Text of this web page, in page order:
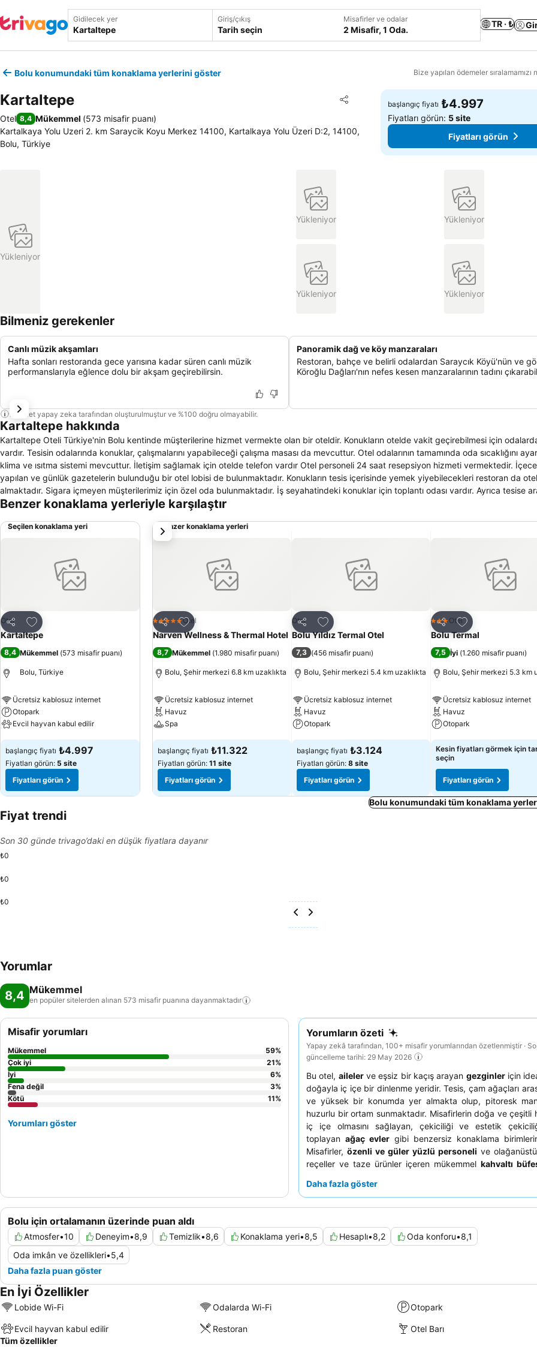
Gidilecek yer Giriş/çıkış
Tarih seçin
Misafirler ve odalar
2 Misafir, 1 Oda.
TR · ₺
Bolu konumundaki tüm konaklama yerlerini göster Bize yapılan ödemeler sıralamamızı
Kartaltepe Paylaş
Favorilerime ekle
Otel 8,4 Mükemmel (573 misafir puanı)
Kartalkaya Yolu Uzeri 2. km Saraycik Koyu Merkez 14100, Kartalkaya Yolu Üzeri D:2, 14100,
Bolu, Türkiye
başlangıç fiyatı ₺4.997
Fiyatları görün: 5 site
Fiyatları görün
Yükleniyor
Yükleniyor Yükleniyor
Yükleniyor Yükleniyor
Bilmeniz gerekenler
Canlı müzik akşamları
Hafta sonları restoranda gece yarısına kadar süren canlı müzik
performanslarıyla eğlence dolu bir akşam geçirebilirsin.
Panoramik dağ ve köy manzaraları
Restoran, bahçe ve belirli odalardan Saraycık Köyü'nün ve
Köroğlu Dağları'nın nefes kesen manzaralarının tadını
Bu özet yapay zeka tarafından oluşturulmuştur ve %100 doğru olmayabilir.
Kartaltepe hakkında
Kartaltepe Oteli Türkiye'nin Bolu kentinde müşterilerine hizmet vermekte olan bir oteldir. Konukların otelde vakit geçirebilmesi için
vardır. Tesisin odalarında konuklar, çalışmalarını yapabileceği çalışma masası da mevcuttur. Otel odalarının tamamında oda sıcaklığını
klima ve ısıtma sistemi mevcuttur. İletişim sağlamak için otelde telefon vardır Otel personeli 24 saat resepsiyon hizmeti vermektedir.
yapılan ve günlük gazetelerin bulunduğu bir otel lobisi de bulunmaktadır. Konukların tesis içerisinde yemek yiyebilecekleri restoran da
almaktadır. Sigara içmeyen müşterilerimiz için özel oda bulunmaktadır. İş seyahatindeki konuklar için toplantı odası vardır. Ayrıca tesise
konuklar için de ücretli olan park yeri mevcuttur. Tesiste konukların eşyaları için bagaj muhafazası imkanı yer almaktadır. Otelde
malzemesinin bulunduğu bir duş kabini bulunmaktadır.
Benzer konaklama yerleriyle karşılaştır
Seçilen konaklama yeri
Paylaş
Favorilerime ekle
Otel
Kartaltepe
8,4 Mükemmel (573 misafir puanı)
Bolu, Türkiye
Ücretsiz kablosuz internet
Otopark
Evcil hayvan kabul edilir
Fiyatları görün
başlangıç fiyatı ₺4.997
Fiyatları görün: 5 site
Fiyatları görün
Benzer konaklama yerleri
Paylaş
Favorilerime ekle
5 Yıldız Otel
Narven Wellness & Thermal Hotel
8,7 Mükemmel (1.980 misafir puanı)
Bolu, Şehir merkezi 6.8 km uzaklıkta
Ücretsiz kablosuz internet
Havuz
Spa
Fiyatları görün
başlangıç fiyatı ₺11.322
Fiyatları görün: 11 site
Fiyatları görün
Paylaş
Favorilerime ekle
Otel
Bolu Yıldız Termal Otel
7,3 (456 misafir puanı)
Bolu, Şehir merkezi 5.4 km uzaklıkta
Ücretsiz kablosuz internet
Havuz
Otopark
Fiyatları görün
başlangıç fiyatı ₺3.124
Fiyatları görün: 8 site
Fiyatları görün
Paylaş
Favorilerime ekle
3 YıldızOtel
Bolu Termal
7,5 İyi (1.260 misafir puanı)
Bolu, Şehir merkezi 5.3 km
Ücretsiz kablosuz internet
Havuz
Otopark
Fiyatları görün
Kesin fiyatları görmek için
seçin
Fiyatları görün
sonraki
Bolu konumundaki tüm konaklama
Fiyat trendi
Son 30 günde trivago’daki en düşük fiyatlara dayanır
₺0
₺0
₺0
Yorumlar
8,4 Mükemmel
en popüler sitelerden alınan 573 misafir puanına dayanmaktadır
Yorumların özeti
Yapay zekâ tarafından, 100+ misafir yorumlarından özetlenmiştir ·
güncelleme tarihi: 29 May 2026
Bu otel, ailelerve eşsiz bir kaçış arayan gezginleriçin
doğayla iç içe bir dinlenme yeridir. Tesis, çam ağaçları
ve yüksek bir konumda yer almakta olup, pitoresk
huzurlu bir ortam sunmaktadır. Misafirlerin doğa ve çeşitli
iç içe olmasını sağlayan, çekiciliği ve estetik
toplayan ağaç evler gibi benzersiz konaklama
Misafirler, özenli ve güler yüzlü personeli ve
reçeller ve taze ürünler içeren mükemmel kahvaltı
dekoru ve doğal çevreyi tam olarak takdir etmek üzere
Daha fazla göster
Bolu için ortalamanın üzerinde puan aldı
Atmosfer•10 Deneyim•8,9 Temizlik•8,6 Konaklama yeri•8,5 Hesaplı•8,2 Oda konforu•8,1
Oda imkân ve özellikleri•5,4
Daha fazla puan göster
Misafir yorumları
Mükemmel 59%
Çok iyi
21%
İyi
6%
Fena değil
3%
Kötü
11%
Yorumları göster
En İyi Özellikler
Lobide Wi-Fi Odalarda Wi-Fi Otopark
Evcil hayvan kabul edilir Restoran
Otel Barı
Tüm özellikler